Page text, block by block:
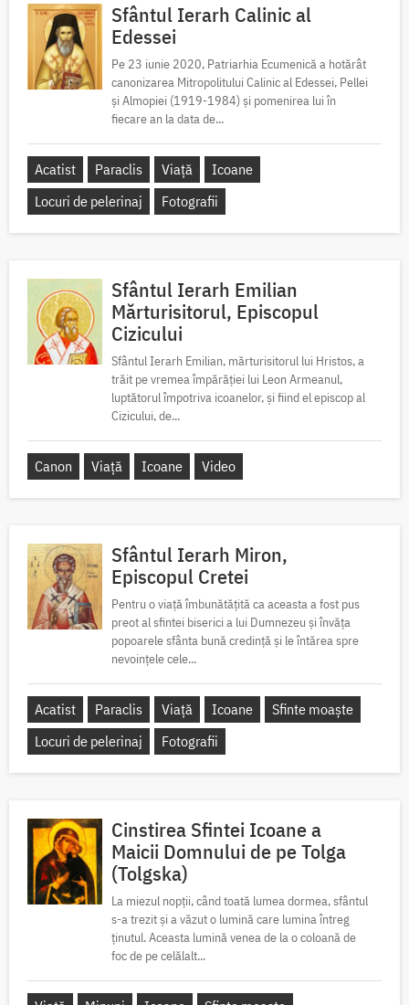
Sfântul Ierarh Calinic al
Edessei
Pe 23 iunie 2020, Patriarhia Ecumenică a hotărât
canonizarea Mitropolitului Calinic al Edessei, Pellei
și Almopiei (1919-1984) și pomenirea lui în
fiecare an la data de...
Acatist Paraclis Viață
Icoane
Locuri de pelerinaj
Fotografii
Sfântul Ierarh Emilian
Mărturisitorul, Episcopul
Cizicului
Sfântul Ierarh Emilian, mărturisitorul lui Hristos, a
trăit pe vremea împărăției lui Leon Armeanul,
luptătorul împotriva icoanelor, și fiind el episcop al
Cizicului, de...
Canon Viață Icoane Video
Sfântul Ierarh Miron,
Episcopul Cretei
Pentru o viață îmbunătățită ca aceasta a fost pus
preot al sfintei biserici a lui Dumnezeu și învăța
popoarele sfânta bună credință și le întărea spre
nevoințele cele...
Acatist Paraclis Viață Icoane
Sfinte moaște
Locuri de pelerinaj
Fotografii
Cinstirea Sfintei Icoane a
Maicii Domnului de pe Tolga
(Tolgska)
La miezul nopții, când toată lumea dormea, sfântul
s-a trezit și a văzut o lumină care lumina întreg
ținutul. Aceasta lumină venea de la o coloană de
foc de pe celălalt...